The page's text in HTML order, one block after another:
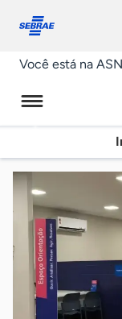
conosco
Você está na ASN